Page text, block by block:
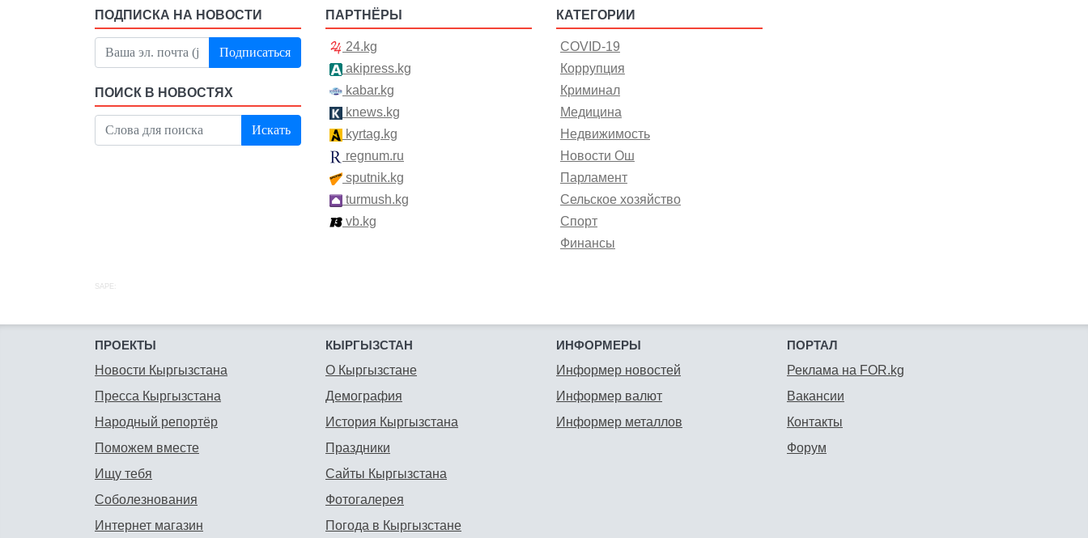
ПОДПИСКА НА НОВОСТИ
Подписаться
ПОИСК В НОВОСТЯХ
Искать
ПАРТНЁРЫ
24.kg
akipress.kg
kabar.kg
knews.kg
kyrtag.kg
regnum.ru
sputnik.kg
turmush.kg
vb.kg
КАТЕГОРИИ
COVID-19
Коррупция
Криминал
Медицина
Недвижимость
Новости Ош
Парламент
Сельское хозяйство
Спорт
Финансы
SAPE:
ПРОЕКТЫ
Новости Кыргызстана
Пресса Кыргызстана
Народный репортёр
Поможем вместе
Ищу тебя
Соболезнования
Интернет магазин
КЫРГЫЗСТАН
О Кыргызстане
Демография
История Кыргызстана
Праздники
Сайты Кыргызстана
Фотогалерея
Погода в Кыргызстане
ИНФОРМЕРЫ
Информер новостей
Информер валют
Информер металлов
ПОРТАЛ
Реклама на FOR.kg
Вакансии
Контакты
Форум